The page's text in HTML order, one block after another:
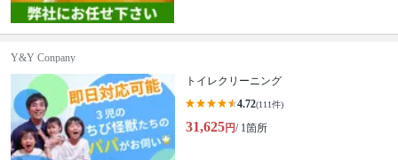
Y&Y Conpany
トイレクリーニング
4.72(111件)
31,625円/ 1箇所